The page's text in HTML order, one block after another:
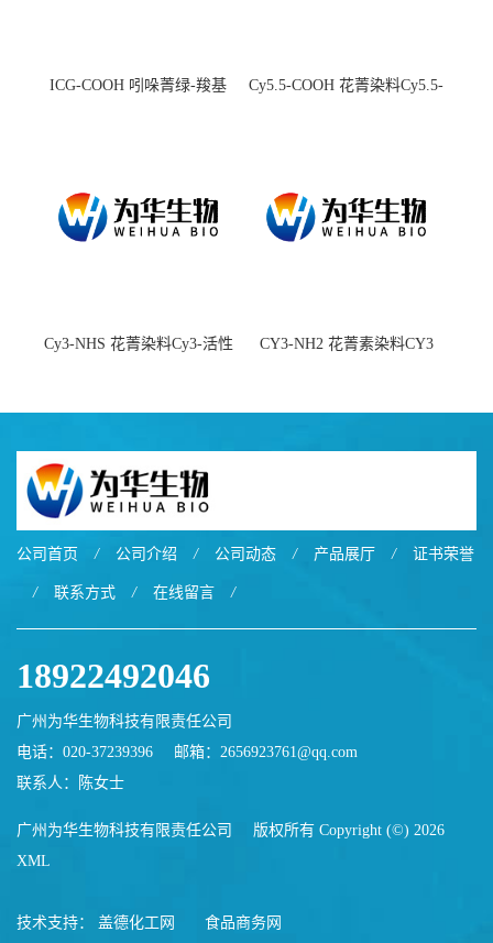
ICG-COOH 吲哚菁绿-羧基
Cy5.5-COOH 花菁染料Cy5.5-
Cy3-NHS 花菁染料Cy3-活性
CY3-NH2 花菁素染料CY3
公司首页 / 公司介绍 / 公司动态 / 产品展厅 / 证书荣誉
/ 联系方式 / 在线留言 /
18922492046
广州为华生物科技有限责任公司
电话：020-37239396
邮箱： 2656923761@qq.com
联系人：陈女士
广州为华生物科技有限责任公司
版权所有 Copyright (©) 2026
XML
技术支持： 盖德化工网 食品商务网